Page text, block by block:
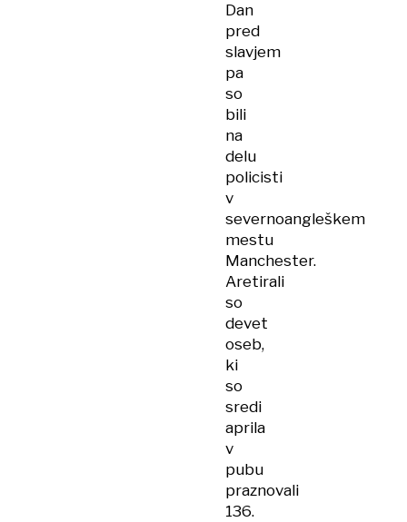
Dan
pred
slavjem
pa
so
bili
na
delu
policisti
v
severnoangleškem
mestu
Manchester.
Aretirali
so
devet
oseb,
ki
so
sredi
aprila
v
pubu
praznovali
136.